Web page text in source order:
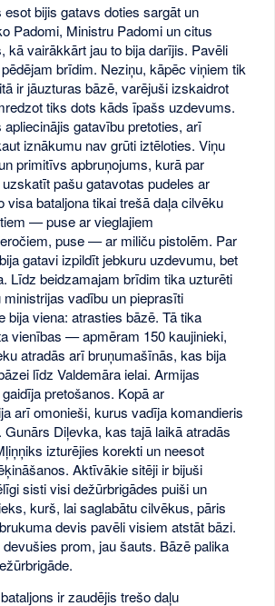
esot bijis gatavs doties sargāt un
Padomi, Ministru Padomi un citus
kā vairākkārt jau to bija darījis. Pavēli
brīdim. Neziņu, kāpēc viņiem tik
ir jāuzturas bāzē, varējuši izskaidrot
tiks dots kāds īpašs uzdevums.
apliecinājis gatavību pretoties, arī
iznākumu nav grūti iztēloties. Viņu
primitīvs apbruņojums, kurā par
pašu gatavotas pudeles ar
visa bataljona tikai trešā daļa cilvēku
— puse ar vieglajiem
puse — ar miliču pistolēm. Par
gatavi izpildīt jebkuru uzdevumu, bet
Līdz beidzamajam brīdim tika uzturēti
vadību un pieprasīti
bija viena: atrasties bāzē. Tā tika
vienības — apmēram 150 kaujinieki,
atradās arī bruņumašīnās, kas bija
līdz Valdemāra ielai. Armijas
pretošanos. Kopā ar
arī omonieši, kurus vadīja komandieris
Diļevka, kas tajā laikā atradās
izturējies korekti un neesot
Aktīvākie sitēji ir bijuši
sisti visi dežūrbrigādes puiši un
kurš, lai saglabātu cilvēkus, pāris
devis pavēli visiem atstāt bāzi.
prom, jau šauts. Bāzē palika
ir zaudējis trešo daļu